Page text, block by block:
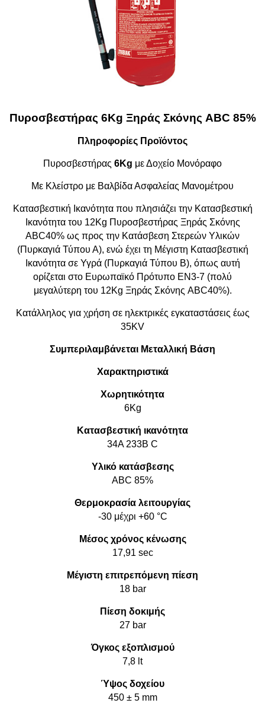
Πυροσβεστήρας 6Kg Ξηράς Σκόνης ABC 85%
Πληροφορίες Προϊόντος
Πυροσβεστήρας 6Kg με Δοχείο Μονόραφο
Με Κλείστρο με Βαλβίδα Ασφαλείας Μανομέτρου
Κατασβεστική Ικανότητα που πλησιάζει την Κατασβεστική
Ικανότητα του 12Kg Πυροσβεστήρας Ξηράς Σκόνης
ABC40% ως προς την Κατάσβεση Στερεών Υλικών
(Πυρκαγιά Τύπου Α), ενώ έχει τη Μέγιστη Κατασβεστική
Ικανότητα σε Υγρά (Πυρκαγιά Τύπου Β), όπως αυτή
ορίζεται στο Ευρωπαϊκό Πρότυπο ΕΝ3-7 (πολύ
μεγαλύτερη του 12Kg Ξηράς Σκόνης ABC40%).
Κατάλληλος για χρήση σε ηλεκτρικές εγκαταστάσεις έως
35KV
Συμπεριλαμβάνεται Μεταλλική Βάση
Χαρακτηριστικά
Χωρητικότητα
6Kg
Κατασβεστική ικανότητα
34A 233B C
Υλικό κατάσβεσης
ABC 85%
Θερμοκρασία λειτουργίας
-30 μέχρι +60 °C
Μέσος χρόνος κένωσης
17,91 sec
Μέγιστη επιτρεπόμενη πίεση
18 bar
Πίεση δοκιμής
27 bar
Όγκος εξοπλισμού
7,8 lt
Ύψος δοχείου
450 ± 5 mm